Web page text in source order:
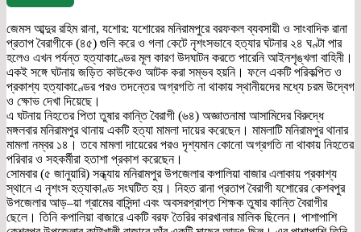
জেমস আব্দুর রহিম রানা, যশোর: যশোরের মনিরামপুরে বরফকল ব্যবসায়ী ও সাংবাদিক রানা
প্রতাপ বৈরাগীকে (৪৫) গুলি করে ও গলা কেটে নৃশংসভাবে হত্যার ঘটনার ২৪ ঘণ্টা পার
হলেও এখন পর্যন্ত হত্যাকাণ্ডের মূল কারণ উদঘাটন করতে পারেনি আইনশৃঙ্খলা বাহিনী।
একই সঙ্গে ঘটনায় জড়িত কাউকেও আটক করা সম্ভব হয়নি। ফলে একটি পরিকল্পিত ও
প্রকাশ্য হত্যাকাণ্ডের পরও তদন্তের অগ্রগতি না থাকায় স্থানীয়দের মধ্যে চরম উদ্বেগ
ও ক্ষোভ দেখা দিয়েছে।
এ ঘটনায় নিহতের পিতা তুষার কান্তি বৈরাগী (৬৪) অজ্ঞাতনামা আসামিদের বিরুদ্ধে
মঙ্গলবার মনিরামপুর থানায় একটি হত্যা মামলা দায়ের করেছেন। মামলাটি মনিরামপুর থানার
মামলা নম্বর ১৪। তবে মামলা দায়েরের পরও দৃশ্যমান কোনো অগ্রগতি না থাকায় নিহতের
পরিবার ও সহকর্মীরা হতাশা প্রকাশ করেছেন।
সোমবার (৫ জানুয়ারি) সন্ধ্যায় মনিরামপুর উপজেলার কপালিয়া বাজার এলাকায় প্রকাশ্য
স্থানে এ নৃশংস হত্যাকাণ্ড সংঘটিত হয়। নিহত রানা প্রতাপ বৈরাগী যশোরের কেশবপুর
উপজেলার আড়–য়া গ্রামের বাসিন্দা এবং অবসরপ্রাপ্ত শিক্ষক তুষার কান্তি বৈরাগীর
ছেলে। তিনি কপালিয়া বাজারে একটি বরফ তৈরির কারখানার মালিক ছিলেন। পাশাপাশি